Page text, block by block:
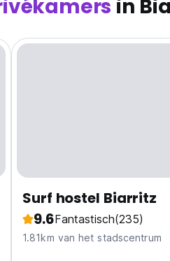
in
Surf hostel Biarritz
9.6Fantastisch(235)
1.81km van het stadscentrum